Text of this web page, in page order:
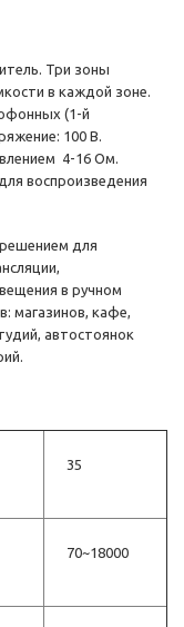
Три зоны
в каждой зоне.
(1-й
100 В.
4-16 Ом.
воспроизведения
для
в ручном
магазинов, кафе,
автостоянок
35
70~18000